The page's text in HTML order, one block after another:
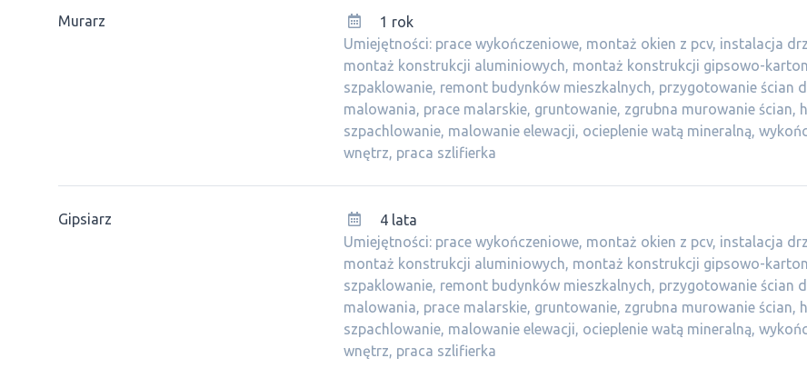
Murarz
1 rok
Umiejętności: prace wykończeniowe, montaż okien z pcv, instalacja
montaż konstrukcji aluminiowych, montaż konstrukcji gipsowo-
szpaklowanie, remont budynków mieszkalnych, przygotowanie ścian
malowania, prace malarskie, gruntowanie, zgrubna murowanie ścian,
szpachlowanie, malowanie elewacji, ocieplenie watą mineralną,
wnętrz, praca szlifierka
Gipsiarz
4 lata
Umiejętności: prace wykończeniowe, montaż okien z pcv, instalacja
montaż konstrukcji aluminiowych, montaż konstrukcji gipsowo-
szpaklowanie, remont budynków mieszkalnych, przygotowanie ścian
malowania, prace malarskie, gruntowanie, zgrubna murowanie ścian,
szpachlowanie, malowanie elewacji, ocieplenie watą mineralną,
wnętrz, praca szlifierka